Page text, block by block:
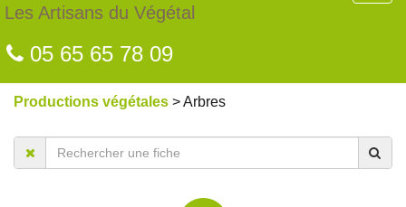
Les Artisans du Végétal
05 65 65 78 09
Productions végétales > Arbres